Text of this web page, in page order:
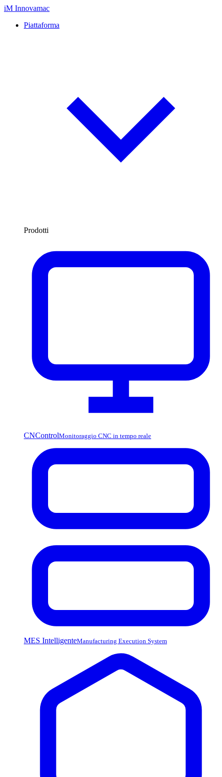
iM Innovamac
Piattaforma
Prodotti
CNControlMonitoraggio CNC in tempo reale
MES IntelligenteManufacturing Execution System